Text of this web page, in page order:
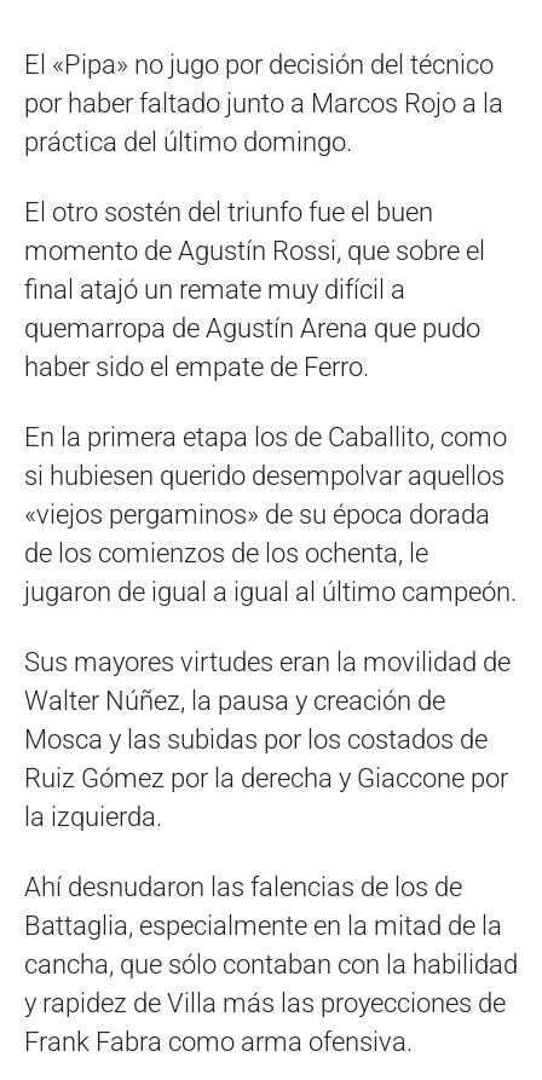
El «Pipa» no jugo por decisión del técnico
por haber faltado junto a Marcos Rojo a la
práctica del último domingo.
El otro sostén del triunfo fue el buen
momento de Agustín Rossi, que sobre el
final atajó un remate muy difícil a
quemarropa de Agustín Arena que pudo
haber sido el empate de Ferro.
En la primera etapa los de Caballito, como
si hubiesen querido desempolvar aquellos
«viejos pergaminos» de su época dorada
de los comienzos de los ochenta, le
jugaron de igual a igual al último campeón.
Sus mayores virtudes eran la movilidad de
Walter Núñez, la pausa y creación de
Mosca y las subidas por los costados de
Ruiz Gómez por la derecha y Giaccone por
la izquierda.
Ahí desnudaron las falencias de los de
Battaglia, especialmente en la mitad de la
cancha, que sólo contaban con la habilidad
y rapidez de Villa más las proyecciones de
Frank Fabra como arma ofensiva.